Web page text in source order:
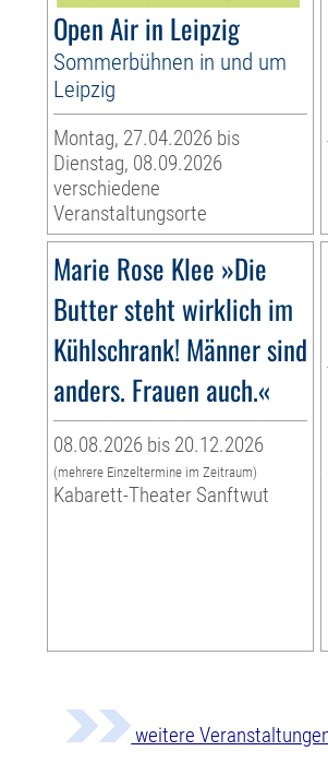
Open Air in Leipzig
Sommerbühnen in und um
Leipzig
Montag, 27.04.2026 bis
Dienstag, 08.09.2026
verschiedene
Veranstaltungsorte
Marie Rose Klee »Die
Butter steht wirklich im
Kühlschrank! Männer sind
anders. Frauen auch.«
08.08.2026 bis 20.12.2026
(mehrere Einzeltermine im Zeitraum)
Kabarett-Theater Sanftwut
weitere